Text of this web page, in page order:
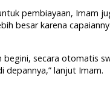
pembiayaan, Imam
besar karena
begini, secara otomatis
depannya,” lanjut Imam.